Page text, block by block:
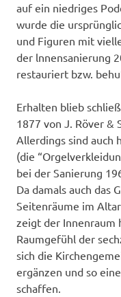
auf ein niedriges
wurde die
und Figuren mit
der lnnensanierung
restauriert bzw.
Erhalten blieb
1877 von J. Röver &
Allerdings sind auch
(die
bei der Sanierung
Da damals auch das
Seitenräume im
zeigt der Innenraum
Raumgefühl der
sich die
ergänzen und so
schaffen.